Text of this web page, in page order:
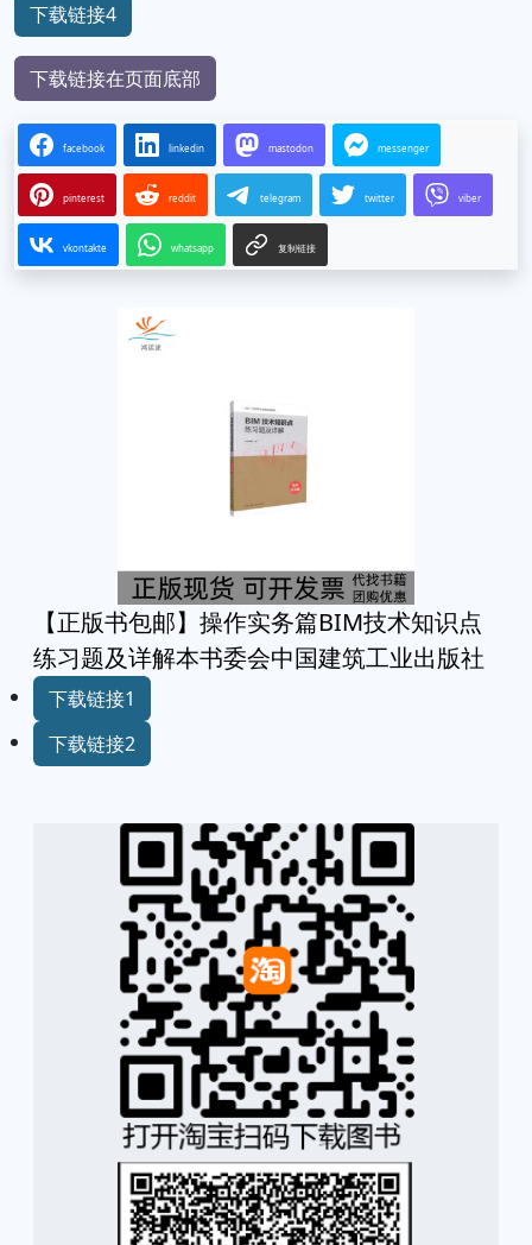
下载链接4
下载链接在页面底部
facebook linkedin mastodon messenger
pinterest reddit telegram twitter viber
vkontakte whatsapp 复制链接
【正版书包邮】操作实务篇BIM技术知识点
练习题及详解本书委会中国建筑工业出版社
下载链接1
下载链接2